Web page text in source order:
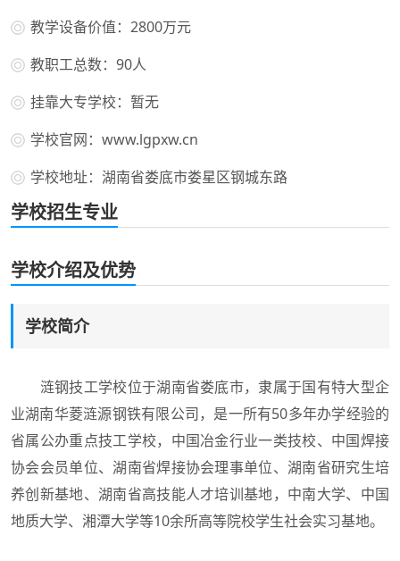
教学设备价值：2800万元
教职工总数：90人
挂靠大专学校：暂无
学校官网：www.lgpxw.cn
学校地址：湖南省娄底市娄星区钢城东路
学校招生专业
学校介绍及优势
学校简介
涟钢技工学校位于湖南省娄底市，隶属于国有特大型企
业湖南华菱涟源钢铁有限公司，是一所有50多年办学经验的
省属公办重点技工学校，中国冶金行业一类技校、中国焊接
协会会员单位、湖南省焊接协会理事单位、湖南省研究生培
养创新基地、湖南省高技能人才培训基地，中南大学、中国
地质大学、湘潭大学等10余所高等院校学生社会实习基地。